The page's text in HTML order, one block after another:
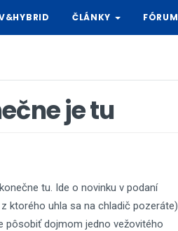
ČLÁNKY FÓRUM
je tu
tu. Ide o novinku v podaní
ktorého uhla sa na chladič pozeráte)
pôsobiť dojmom jedno vežovitého